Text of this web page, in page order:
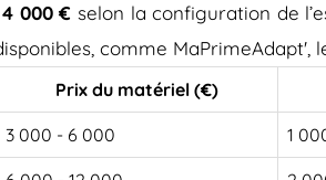
000 € selon la configuration de
comme MaPrimeAdapt',
Prix du matériel (€)
3 000 - 6 000 1